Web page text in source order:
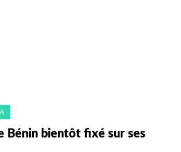
Bénin bientôt fixé sur ses